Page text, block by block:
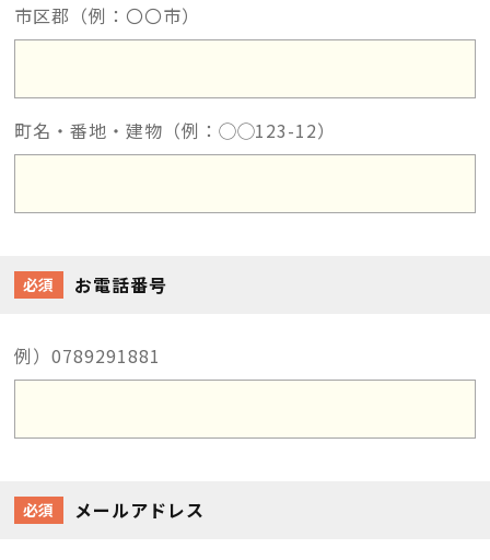
市区郡（例：〇〇市）
町名・番地・建物（例：◯◯123-12）
必須 お電話番号
例）0789291881
必須 メールアドレス